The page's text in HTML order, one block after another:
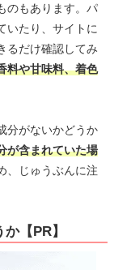
のもあります。パ
いたり、サイトに
るだけ確認してみ
料や甘味料、着色
分がないかどうか
が含まれていた場
、じゅうぶんに注
【PR】